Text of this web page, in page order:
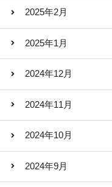
2025年2月
2025年1月
2024年12月
2024年11月
2024年10月
2024年9月